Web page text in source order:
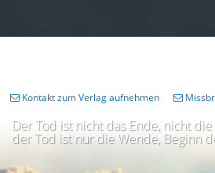
Der Tod ist nicht das Ende, nicht
der Tod ist nur die Wende, Beginn
Kontakt zum Verlag aufnehmen